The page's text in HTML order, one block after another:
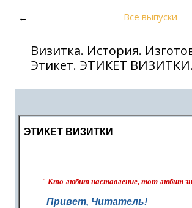
← Все выпуски
Визитка. История.
Этикет. ЭТИКЕТ ВИЗИТКИ.
ЭТИКЕТ ВИЗИТКИ
" Кто любит наставление, тот любит
Привет, Читатель!